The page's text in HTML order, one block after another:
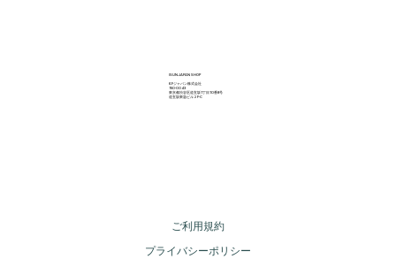
ISUN JAPAN SHOP
KFジャパン株式会社
150-0043
東京都渋谷区道玄坂1丁目10番8号
道玄坂東急ビル２F-C
ご利用規約
プライバシーポリシー